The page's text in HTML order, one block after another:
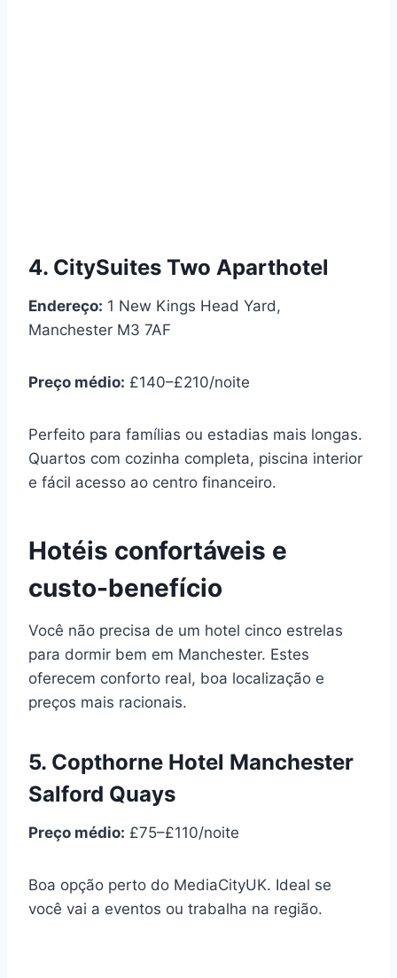
4. CitySuites Two Aparthotel
Endereço: 1 New Kings Head Yard,
Manchester M3 7AF
Preço médio: £140–£210/noite
Perfeito para famílias ou estadias mais longas.
Quartos com cozinha completa, piscina interior
e fácil acesso ao centro financeiro.
Hotéis confortáveis e
custo-benefício
Você não precisa de um hotel cinco estrelas
para dormir bem em Manchester. Estes
oferecem conforto real, boa localização e
preços mais racionais.
5. Copthorne Hotel Manchester
Salford Quays
Preço médio: £75–£110/noite
Boa opção perto do MediaCityUK. Ideal se
você vai a eventos ou trabalha na região.